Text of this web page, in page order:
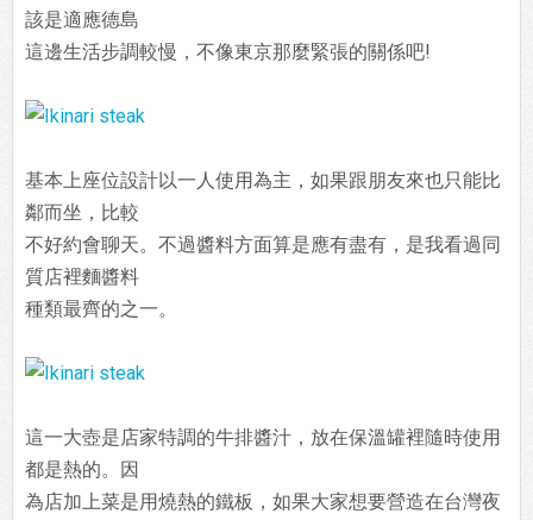
該是適應德島
這邊生活步調較慢，不像東京那麼緊張的關係吧!
基本上座位設計以一人使用為主，如果跟朋友來也只能比
鄰而坐，比較
不好約會聊天。不過醬料方面算是應有盡有，是我看過同
質店裡麵醬料
種類最齊的之一。
這一大壺是店家特調的牛排醬汁，放在保溫罐裡隨時使用
都是熱的。因
為店加上菜是用燒熱的鐵板，如果大家想要營造在台灣夜